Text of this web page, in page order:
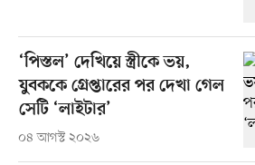
‘পিস্তল’ দেখিয়ে স্ত্রীকে ভয়,
যুবককে গ্রেপ্তারের পর দেখা গেল
সেটি ‘লাইটার’
০৪ আগস্ট ২০২৬